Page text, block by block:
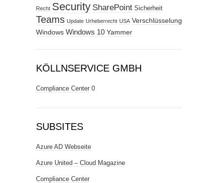
Recht Security SharePoint Sicherheit
Teams Update Urheberrecht USA Verschlüsselung
Windows Windows 10 Yammer
KÖLLNSERVICE GMBH
Compliance Center 0
SUBSITES
Azure AD Webseite
Azure United – Cloud Magazine
Compliance Center